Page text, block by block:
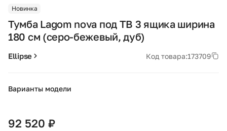
Новинка
Тумба Lagom nova под ТВ 3 ящика ширина
180 см (серо-бежевый, дуб)
Ellipse Код товара:173709
Варианты модели
92 520 ₽